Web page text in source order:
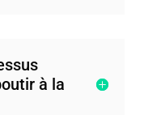
à la